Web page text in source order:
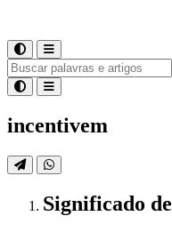
incentivem
Significado de